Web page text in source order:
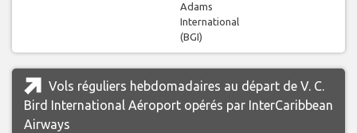
Adams
International
(BGI)
Vols réguliers hebdomadaires au départ de V. C.
Bird International Aéroport opérés par InterCaribbean
Airways